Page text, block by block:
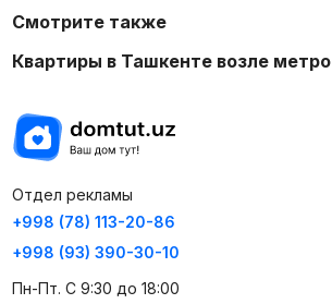
Смотрите также
Квартиры в Ташкенте возле метро
Отдел рекламы
+998 (78) 113-20-86
+998 (93) 390-30-10
Пн-Пт. С 9:30 до 18:00